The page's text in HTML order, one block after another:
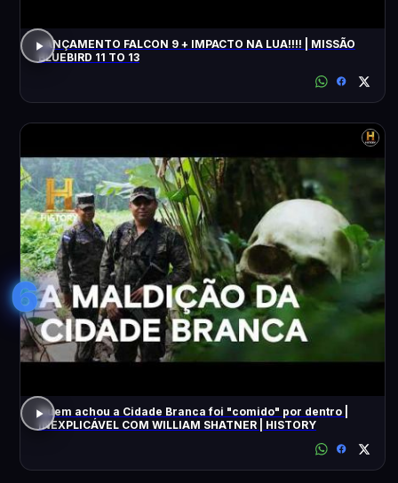
LANÇAMENTO FALCON 9 + IMPACTO NA LUA!!!! | MISSÃO
BLUEBIRD 11 TO 13
6
Quem achou a Cidade Branca foi "comido" por dentro |
INEXPLICÁVEL COM WILLIAM SHATNER | HISTORY